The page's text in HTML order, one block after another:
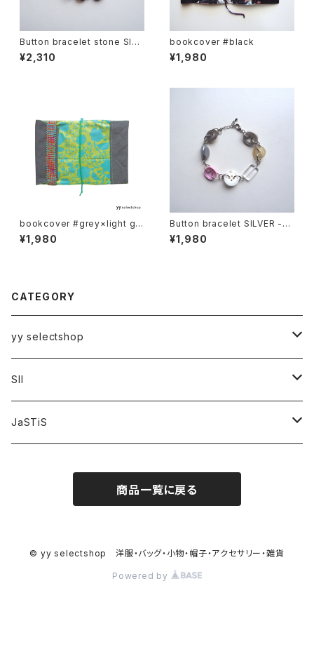
Button bracelet stone SILV
ER -deeply
¥2,310
bookcover #black
¥1,980
bookcover #grey×light gr
een
¥1,980
Button bracelet SILVER -fa
int hope
¥1,980
CATEGORY
yy selectshop
PANTS
BAGS
SII
HATS
ACCESSORIES
JaSTiS
YT original collection
bottoms
商品一覧に戻る
© yy selectshop 洋服・バッグ・小物・帽子・アクセサリー・雑貨
Powered by